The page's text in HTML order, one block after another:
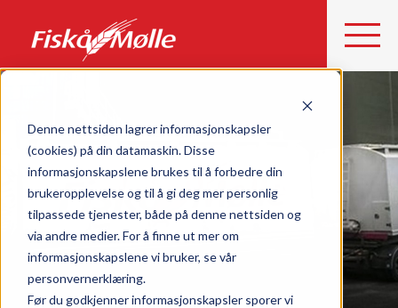
Denne nettsiden lagrer informasjonskapsler
(cookies) på din datamaskin. Disse
informasjonskapslene brukes til å forbedre din
brukeropplevelse og til å gi deg mer personlig
tilpassede tjenester, både på denne nettsiden og
via andre medier. For å finne ut mer om
informasjonskapslene vi bruker, se vår
personvernerklæring.
Før du godkjenner informasjonskapsler sporer vi
VELKOMMEN TIL
FISKÅ MØLLE ETNE